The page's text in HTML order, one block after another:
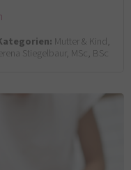
Mutter & Kind,
Stiegelbaur, MSc, BSc